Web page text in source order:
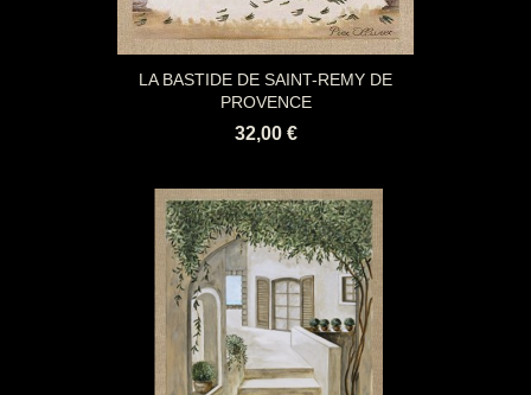
LA BASTIDE DE SAINT-REMY DE
PROVENCE
32,00 €